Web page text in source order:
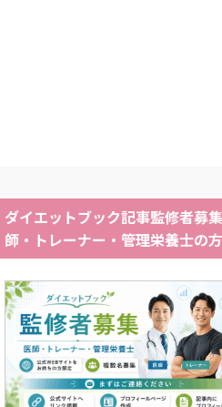
ダイエットブック記事監修者募
師・トレーナー・管理栄養士の